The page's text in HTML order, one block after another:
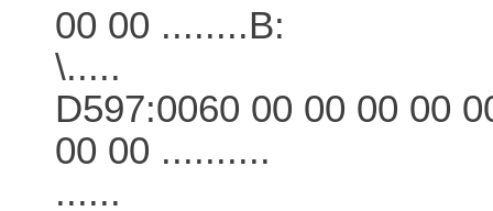
00 00 ........B:
\.....
D597:0060 00 00 00 00
00 00 ..........
......